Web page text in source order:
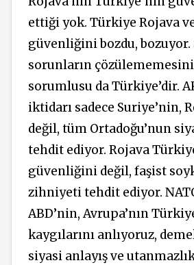
ettiği yok. Türkiye Rojava
güvenliğini bozdu, bozuyor.
sorunların
sorumlusu da Türkiye’dir.
iktidarı sadece Suriye’nin,
değil, tüm Ortadoğu’nun
tehdit ediyor. Rojava
güvenliğini değil, faşist
zihniyeti tehdit ediyor.
ABD’nin, Avrupa’nın
kaygılarını anlıyoruz,
siyasi anlayış ve